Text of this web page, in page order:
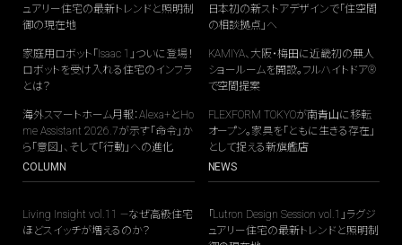
ュアリー住宅の最新トレンドと照明制
御の現在地
家庭用ロボット「Isaac 1」ついに登場！
ロボットを受け入れる住宅のインフラ
とは？
海外スマートホーム月報：Alexa+とHo
me Assistant 2026.7が示す「命令」か
ら「意図」、そして「行動」への進化
日本初の新ストアデザインで「住空間
の相談拠点」へ
KAMIYA、大阪・梅田に近畿初の無人
ショールームを開設。フルハイトドア®
で空間提案
FLEXFORM TOKYOが南青山に移転
オープン。家具を「ともに生きる存在」
として捉える新旗艦店
COLUMN
Living Insight vol.11 —なぜ高級住宅
ほどスイッチが増えるのか？
NEWS
「Lutron Design Session vol.1」ラグジ
ュアリー住宅の最新トレンドと照明制